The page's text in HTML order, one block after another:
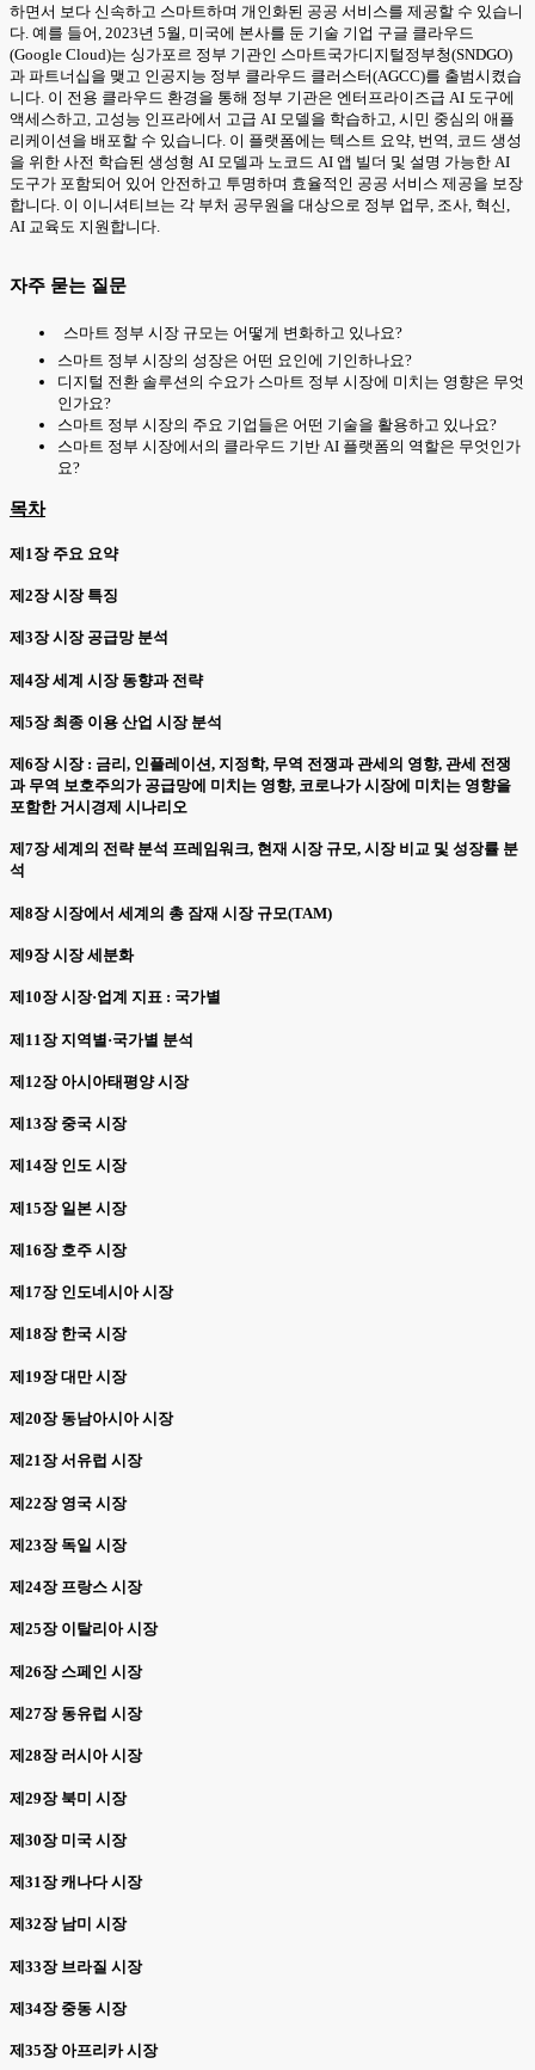
하면서 보다 신속하고 스마트하며 개인화된 공공 서비스를 제공할 수 있습니
다. 예를 들어, 2023년 5월, 미국에 본사를 둔 기술 기업 구글 클라우드
(Google Cloud)는 싱가포르 정부 기관인 스마트국가디지털정부청(SNDGO)
과 파트너십을 맺고 인공지능 정부 클라우드 클러스터(AGCC)를 출범시켰습
니다. 이 전용 클라우드 환경을 통해 정부 기관은 엔터프라이즈급 AI 도구에
액세스하고, 고성능 인프라에서 고급 AI 모델을 학습하고, 시민 중심의 애플
리케이션을 배포할 수 있습니다. 이 플랫폼에는 텍스트 요약, 번역, 코드 생성
을 위한 사전 학습된 생성형 AI 모델과 노코드 AI 앱 빌더 및 설명 가능한 AI
도구가 포함되어 있어 안전하고 투명하며 효율적인 공공 서비스 제공을 보장
합니다. 이 이니셔티브는 각 부처 공무원을 대상으로 정부 업무, 조사, 혁신,
AI 교육도 지원합니다.
자주 묻는 질문
스마트 정부 시장 규모는 어떻게 변화하고 있나요?
스마트 정부 시장의 성장은 어떤 요인에 기인하나요?
디지털 전환 솔루션의 수요가 스마트 정부 시장에 미치는 영향은 무엇
인가요?
스마트 정부 시장의 주요 기업들은 어떤 기술을 활용하고 있나요?
스마트 정부 시장에서의 클라우드 기반 AI 플랫폼의 역할은 무엇인가
요?
목차
제1장 주요 요약
제2장 시장 특징
제3장 시장 공급망 분석
제4장 세계 시장 동향과 전략
제5장 최종 이용 산업 시장 분석
제6장 시장 : 금리, 인플레이션, 지정학, 무역 전쟁과 관세의 영향, 관세 전쟁
과 무역 보호주의가 공급망에 미치는 영향, 코로나가 시장에 미치는 영향을
포함한 거시경제 시나리오
제7장 세계의 전략 분석 프레임워크, 현재 시장 규모, 시장 비교 및 성장률 분
석
제8장 시장에서 세계의 총 잠재 시장 규모(TAM)
제9장 시장 세분화
제10장 시장·업계 지표 : 국가별
제11장 지역별·국가별 분석
제12장 아시아태평양 시장
제13장 중국 시장
제14장 인도 시장
제15장 일본 시장
제16장 호주 시장
제17장 인도네시아 시장
제18장 한국 시장
제19장 대만 시장
제20장 동남아시아 시장
제21장 서유럽 시장
제22장 영국 시장
제23장 독일 시장
제24장 프랑스 시장
제25장 이탈리아 시장
제26장 스페인 시장
제27장 동유럽 시장
제28장 러시아 시장
제29장 북미 시장
제30장 미국 시장
제31장 캐나다 시장
제32장 남미 시장
제33장 브라질 시장
제34장 중동 시장
제35장 아프리카 시장